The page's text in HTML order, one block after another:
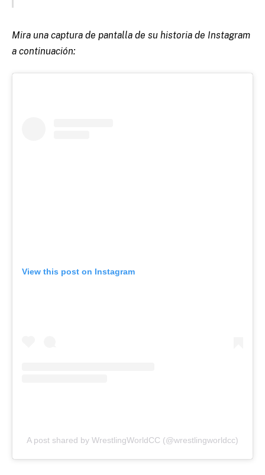
Mira una captura de pantalla de su historia de Instagram
a continuación:
View this post on Instagram
A post shared by WrestlingWorldCC (@wrestlingworldcc)